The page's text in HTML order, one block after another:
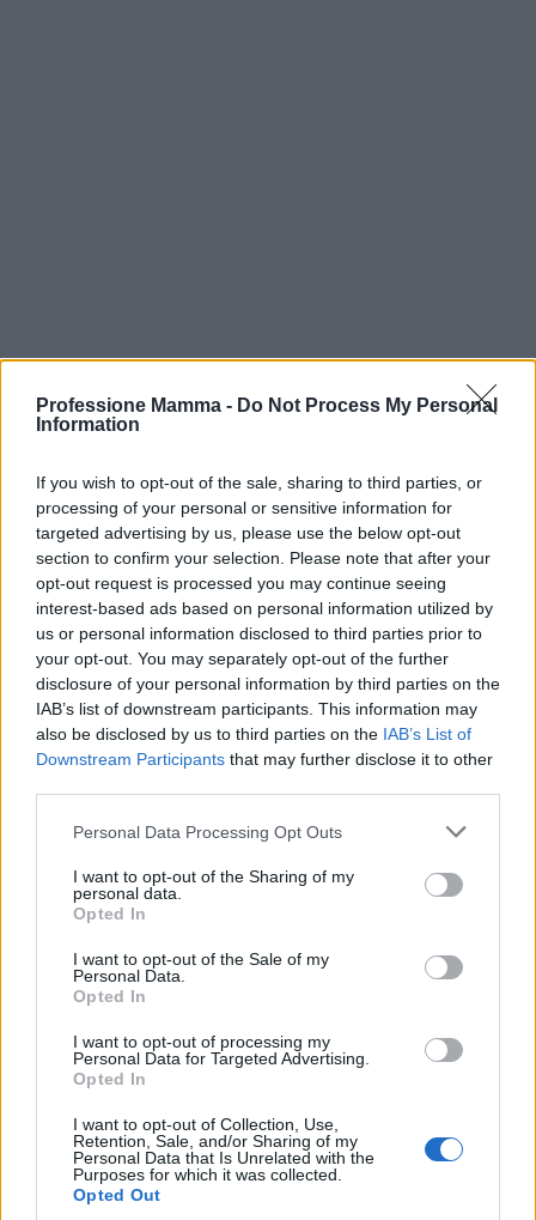
Professione Mamma - Do Not Process My Personal
Information
If you wish to opt-out of the sale, sharing to third parties, or
processing of your personal or sensitive information for
targeted advertising by us, please use the below opt-out
section to confirm your selection. Please note that after your
opt-out request is processed you may continue seeing
interest-based ads based on personal information utilized by
us or personal information disclosed to third parties prior to
your opt-out. You may separately opt-out of the further
disclosure of your personal information by third parties on the
IAB’s list of downstream participants. This information may
also be disclosed by us to third parties on the IAB’s List of
Downstream Participants that may further disclose it to other
Please note that this website/app uses one or more Google
not limited to your visit or usage behaviour. You may click to
grant or deny consent to Google and its third-party tags to
use your data for below specified purposes in below Google
consent section.
Personal Data Processing Opt Outs
I want to opt-out of the Sharing of my
personal data.
Opted In
I want to opt-out of the Sale of my
Personal Data.
Opted In
I want to opt-out of processing my
Personal Data for Targeted Advertising.
Opted In
I want to opt-out of Collection, Use,
Retention, Sale, and/or Sharing of my
Personal Data that Is Unrelated with the
Purposes for which it was collected.
Opted Out
Continua a leggere
NEWS E ATTUALITÀ
ICA Milano presenta mostre, concerti e letture per
Matteo Pellegrino · 6 Ago 2026